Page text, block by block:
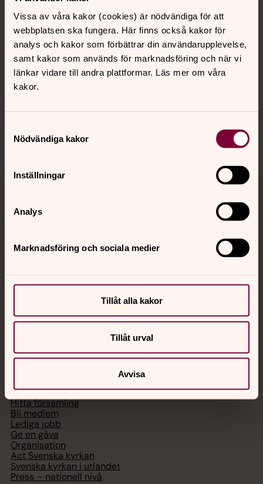
Vissa av våra kakor (cookies) är nödvändiga för att
webbplatsen ska fungera. Här finns också kakor för
analys och kakor som förbättrar din användarupplevelse,
samt kakor som används för marknadsföring och när vi
länkar vidare till andra plattformar. Läs mer om våra
kakor.
Nödvändiga kakor
Inställningar
Analys
Marknadsföring och sociala medier
Tillåt alla kakor
Tillåt urval
Avvisa
Kalender
Hitta snabbt
Sociala kanaler
Jourhavande präst
med en präst på kvällar och nätter.
Chatt
Hitta församling
Bli medlem
Lediga jobb
Ge en gåva
Organisation
Act Svenska kyrkan
Svenska kyrkan i utlandet
Press – nationell nivå